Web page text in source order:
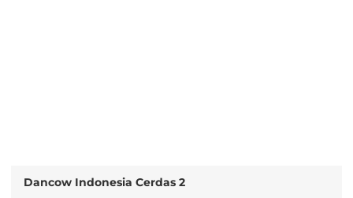
Dancow Indonesia Cerdas 2